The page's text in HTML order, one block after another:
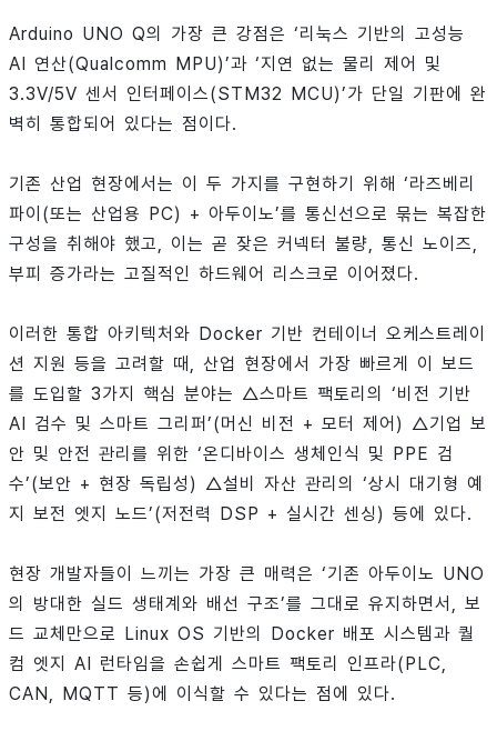
Arduino UNO Q의 가장 큰 강점은 ‘리눅스 기반의 고성능
AI 연산(Qualcomm MPU)’과 ‘지연 없는 물리 제어 및
3.3V/5V 센서 인터페이스(STM32 MCU)’가 단일 기판에 완
벽히 통합되어 있다는 점이다.
기존 산업 현장에서는 이 두 가지를 구현하기 위해 ‘라즈베리
파이(또는 산업용 PC) + 아두이노’를 통신선으로 묶는 복잡한
구성을 취해야 했고, 이는 곧 잦은 커넥터 불량, 통신 노이즈,
부피 증가라는 고질적인 하드웨어 리스크로 이어졌다.
이러한 통합 아키텍처와 Docker 기반 컨테이너 오케스트레이
션 지원 등을 고려할 때, 산업 현장에서 가장 빠르게 이 보드
를 도입할 3가지 핵심 분야는 △스마트 팩토리의 ‘비전 기반
AI 검수 및 스마트 그리퍼’(머신 비전 + 모터 제어) △기업 보
안 및 안전 관리를 위한 ‘온디바이스 생체인식 및 PPE 검
수’(보안 + 현장 독립성) △설비 자산 관리의 ‘상시 대기형 예
지 보전 엣지 노드’(저전력 DSP + 실시간 센싱) 등에 있다.
현장 개발자들이 느끼는 가장 큰 매력은 ‘기존 아두이노 UNO
의 방대한 실드 생태계와 배선 구조’를 그대로 유지하면서, 보
드 교체만으로 Linux OS 기반의 Docker 배포 시스템과 퀄
컴 엣지 AI 런타임을 손쉽게 스마트 팩토리 인프라(PLC,
CAN, MQTT 등)에 이식할 수 있다는 점에 있다.